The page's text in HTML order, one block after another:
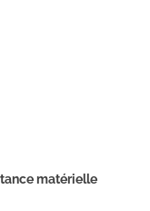
matérielle